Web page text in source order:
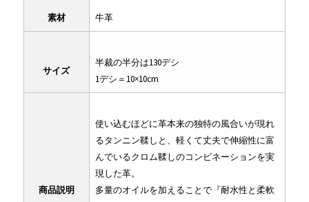
素材 牛革
サイズ
半裁の半分は130デシ
1デシ＝10×10cm
商品説明
使い込むほどに革本来の独特の風合いが現れ
るタンニン鞣しと、軽くて丈夫で伸縮性に富
んでいるクロム鞣しのコンビネーションを実
現した革。
多量のオイルを加えることで『耐水性と柔軟